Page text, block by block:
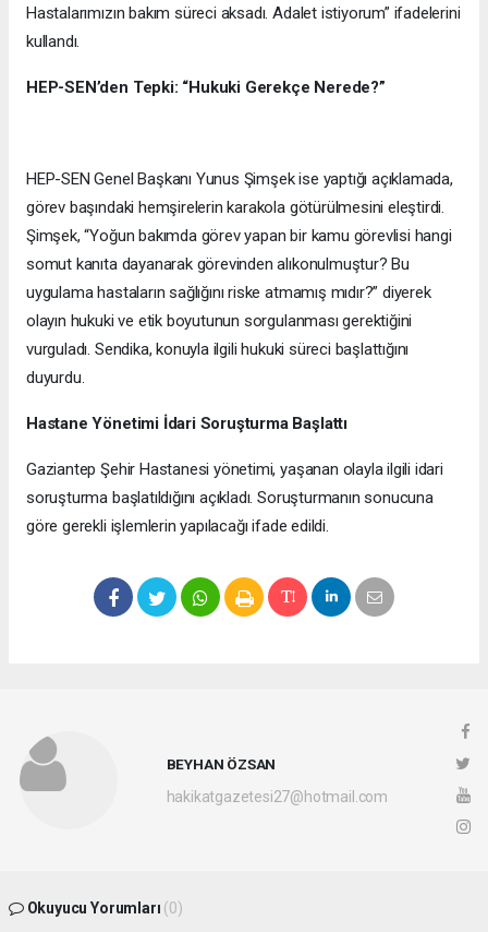
Hastalarımızın bakım süreci aksadı. Adalet istiyorum” ifadelerini
kullandı.
HEP-SEN’den Tepki: “Hukuki Gerekçe Nerede?”
HEP-SEN Genel Başkanı Yunus Şimşek ise yaptığı açıklamada,
görev başındaki hemşirelerin karakola götürülmesini eleştirdi.
Şimşek, “Yoğun bakımda görev yapan bir kamu görevlisi hangi
somut kanıta dayanarak görevinden alıkonulmuştur? Bu
uygulama hastaların sağlığını riske atmamış mıdır?” diyerek
olayın hukuki ve etik boyutunun sorgulanması gerektiğini
vurguladı. Sendika, konuyla ilgili hukuki süreci başlattığını
duyurdu.
Hastane Yönetimi İdari Soruşturma Başlattı
Gaziantep Şehir Hastanesi yönetimi, yaşanan olayla ilgili idari
soruşturma başlatıldığını açıkladı. Soruşturmanın sonucuna
göre gerekli işlemlerin yapılacağı ifade edildi.
BEYHAN ÖZSAN
hakikatgazetesi27@hotmail.com
Okuyucu Yorumları (0)